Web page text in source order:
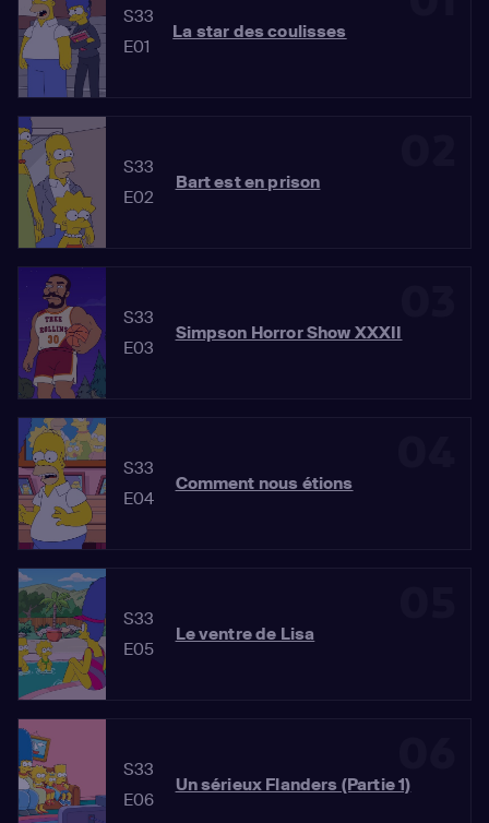
S33
E01
La star des coulisses
S33
E02
Bart est en prison
S33
E03
Simpson Horror Show XXXII
S33
E04
Comment nous étions
S33
E05
Le ventre de Lisa
S33
E06
Un sérieux Flanders (Partie 1)